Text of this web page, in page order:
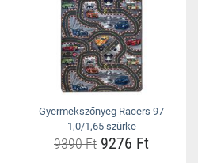
Gyermekszőnyeg Racers 97
1,0/1,65 szürke
9390 Ft 9276 Ft